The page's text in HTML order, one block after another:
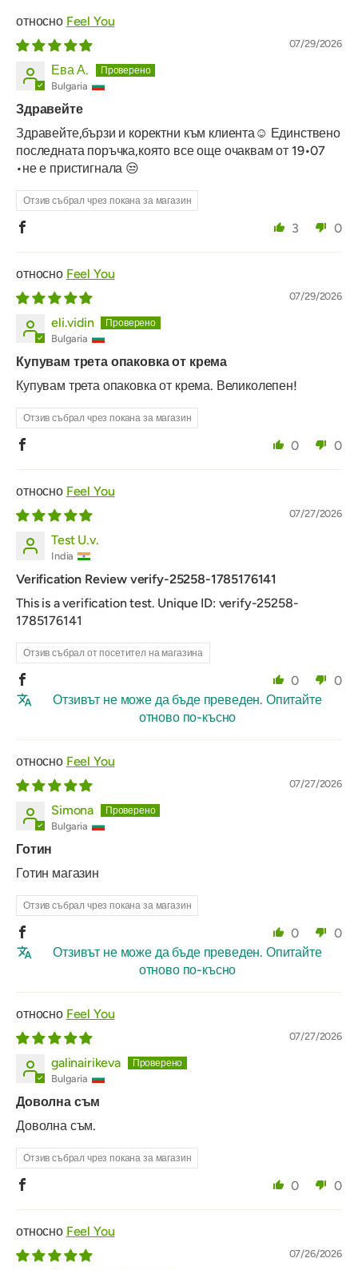
Feel You
07/29/2026
Ева А.
Bulgaria
Здравейте
Здравейте,бързи и коректни към клиента☺️ Единствено
последната поръчка,която все още очаквам от 19•07
•не е пристигнала 😒
Отзив събрал чрез покана за магазин
3 0
Feel You
07/29/2026
eli.vidin
Bulgaria
Купувам трета опаковка от крема
Купувам трета опаковка от крема. Великолепен!
Отзив събрал чрез покана за магазин
0 0
Feel You
07/27/2026
Test U.v.
India
Verification Review verify-25258-1785176141
This is a verification test. Unique ID: verify-25258-
1785176141
Отзив събрал от посетител на магазина
0
0
Отзивът не може да бъде преведен. Опитайте
отново по-късно
Feel You
07/27/2026
Simona
Bulgaria
Готин
Готин магазин
Отзив събрал чрез покана за магазин
0
0
Отзивът не може да бъде преведен. Опитайте
отново по-късно
Feel You
07/27/2026
galinairikeva
Bulgaria
Доволна съм
Доволна съм.
Отзив събрал чрез покана за магазин
0 0
Feel You
07/26/2026